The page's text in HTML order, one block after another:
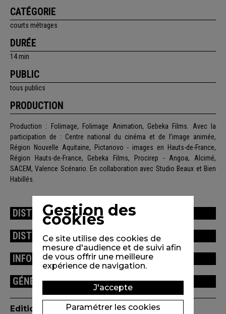
CATÉGORIE
courts métrages
DURÉE
14 min
PUBLIC
tous publics
PRODUCTION
Production : Folimage, Folimage Animation, Gebeka Films. Avec la
participation de : Centre national du cinéma et de l’image animée,
Région Nouvelle Aquitaine, Pictanovo - images en Hauts-de-France,
Région Hauts-de-France, Gebeka Films, Procirep - Angoa, Alcimé,
SACEM, Valence Scénario. En collaboration avec Studio Beaux et Bien
Habillés.
DISTRIBUTION
DISTINCTIONS / FESTIVALS
INFORMATIONS TECHNIQUES
GÉNÉRIQUE
Edition(s) disponible(s)
Gestion des
cookies
Ce site utilise des cookies de
mesure d'audience et de suivi afin
de vous offrir une meilleure
expérience de navigation.
J'accepte
Paramétrer les cookies